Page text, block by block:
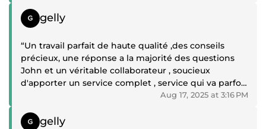
Positive review
gelly
“Un travail parfait de haute qualité ,des conseils
précieux, une réponse a la majorité des questions
John et un véritable collaborateur , soucieux
d'apporter un service complet , service qui va parfois
bien au delà du sujet de la prestation .Merci encore
ce projet”
Aug 17, 2025 at 3:16 PM
Positive review
gelly